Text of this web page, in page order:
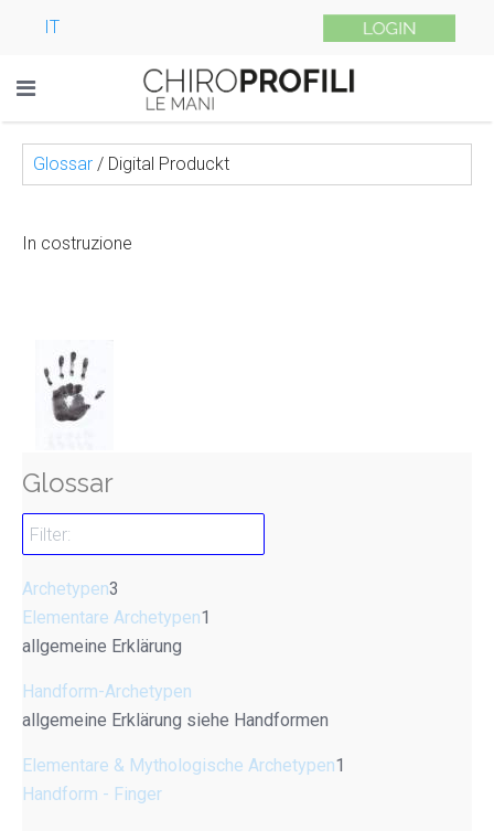
IT
Glossar / Digital Produckt
In costruzione
Glossar
Archetypen3
Elementare Archetypen1
allgemeine Erklärung
Handform-Archetypen
allgemeine Erklärung siehe Handformen
Elementare & Mythologische Archetypen1
Handform - Finger